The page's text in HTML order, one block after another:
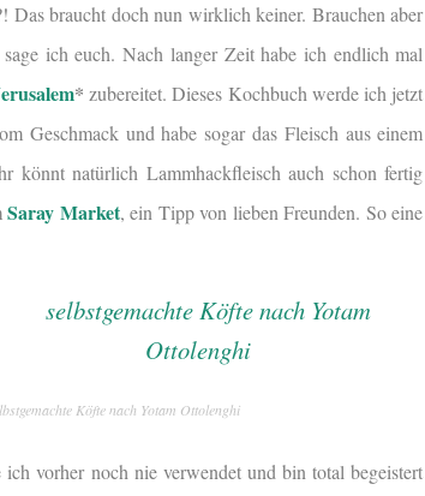
Das braucht doch nun wirklich keiner. Brauchen aber
ich euch. Nach langer Zeit habe ich endlich mal
* zubereitet. Dieses Kochbuch werde ich jetzt
Geschmack und habe sogar das Fleisch aus einem
könnt natürlich Lammhackfleisch auch schon fertig
Saray Market, ein Tipp von lieben Freunden. So eine
Köfte nach Yotam Ottolenghi
vorher noch nie verwendet und bin total begeistert